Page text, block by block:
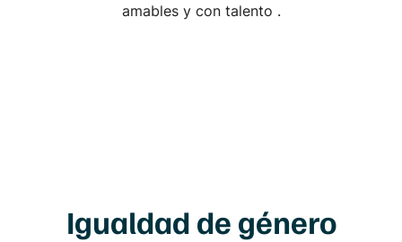
amables y con talento .
Igualdad de género